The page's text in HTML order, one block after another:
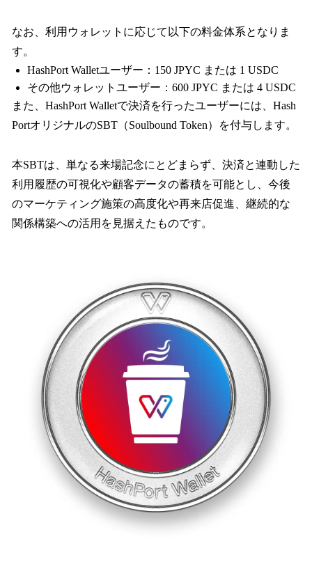
なお、利用ウォレットに応じて以下の料金体系となりま
す。
HashPort Walletユーザー：150 JPYC または 1 USDC
その他ウォレットユーザー：600 JPYC または 4 USDC
また、HashPort Walletで決済を行ったユーザーには、Hash
PortオリジナルのSBT（Soulbound Token）を付与します。
本SBTは、単なる来場記念にとどまらず、決済と連動した
利用履歴の可視化や顧客データの蓄積を可能とし、今後
のマーケティング施策の高度化や再来店促進、継続的な
関係構築への活用を見据えたものです。